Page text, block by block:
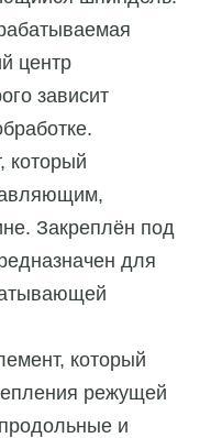
центр
зависит
который
Закреплён под
для
который
режущей
и